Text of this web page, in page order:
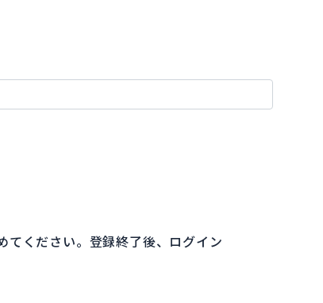
てください。登録終了後、ログイン